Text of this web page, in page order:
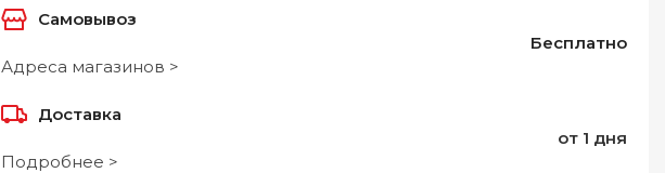
Самовывоз
Адреса магазинов >
Бесплатно
Доставка
Подробнее >
от 1 дня